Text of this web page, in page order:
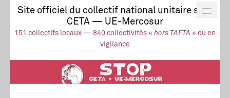
Site officiel du collectif national unitaire stop
CETA — UE-Mercosur
151 collectifs locaux — 840 collectivités « hors TAFTA » ou en
vigilance
Actus
UE-Mercosur
Stop à l’impunité !
TAFTA
CETA
Collectif